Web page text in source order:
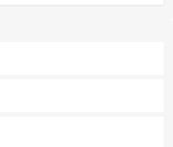
ーズは地元の風情を楽しめる外せないスポット